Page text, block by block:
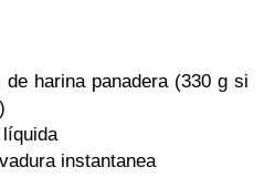
harina panadera (330 g si
instantanea